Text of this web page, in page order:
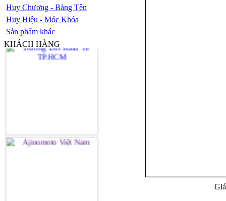
Huy Chương - Bảng Tên
Huy Hiệu - Móc Khóa
Sản phẩm khác
KHÁCH HÀNG